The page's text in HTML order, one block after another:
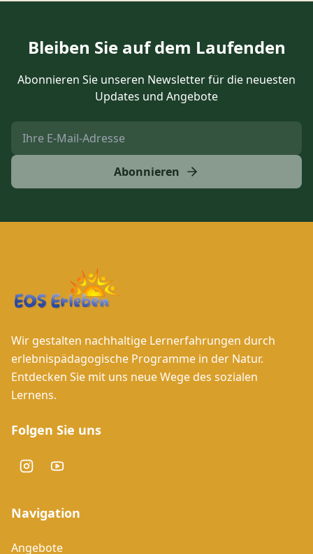
Bleiben Sie auf dem Laufenden
Abonnieren Sie unseren Newsletter für die neuesten
Updates und Angebote
Abonnieren
Wir gestalten nachhaltige Lernerfahrungen durch
erlebnispädagogische Programme in der Natur.
Entdecken Sie mit uns neue Wege des sozialen
Lernens.
Folgen Sie uns
Navigation
Angebote